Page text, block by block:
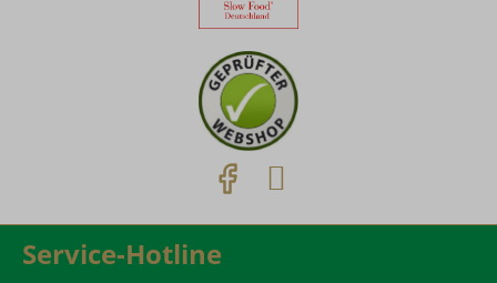
Service-Hotline